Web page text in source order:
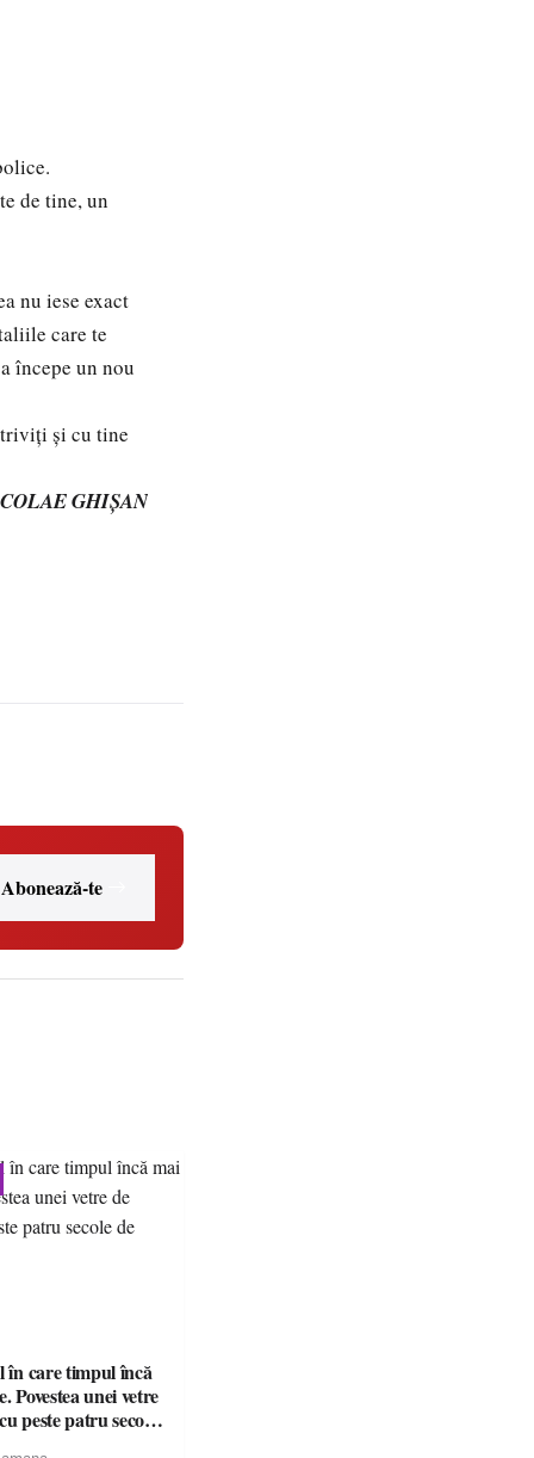
de tine, un
nu iese exact
care te
începe un nou
și cu tine
GHIŞAN
Abonează-te
în care timpul încă
Povestea unei vetre
peste patru secole